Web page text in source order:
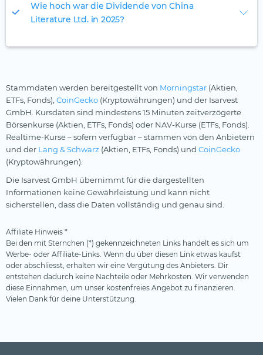
Wie hoch war die Dividende von China
Literature Ltd. in 2025?
Stammdaten werden bereitgestellt von Morningstar (Aktien,
ETFs, Fonds), CoinGecko (Kryptowährungen) und der Isarvest
GmbH. Kursdaten sind mindestens 15 Minuten zeitverzögerte
Börsenkurse (Aktien, ETFs, Fonds) oder NAV-Kurse (ETFs, Fonds).
Realtime-Kurse – sofern verfügbar – stammen von den Anbietern
und der Lang & Schwarz (Aktien, ETFs, Fonds) und CoinGecko
(Kryptowährungen).
Die Isarvest GmbH übernimmt für die dargestellten
Informationen keine Gewährleistung und kann nicht
sicherstellen, dass die Daten vollständig und genau sind.
Affiliate Hinweis *
Bei den mit Sternchen (*) gekennzeichneten Links handelt es sich um
Werbe- oder Affiliate-Links. Wenn du über diesen Link etwas kaufst
oder abschliesst, erhalten wir eine Vergütung des Anbieters. Dir
entstehen dadurch keine Nachteile oder Mehrkosten. Wir verwenden
diese Einnahmen, um unser kostenfreies Angebot zu finanzieren.
Vielen Dank für deine Unterstützung.